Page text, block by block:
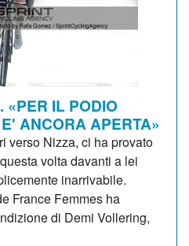
«PER IL PODIO
ANCORA APERTA»
verso Nizza, ci ha provato
volta davanti a lei
inarrivabile.
France Femmes ha
di Demi Vollering,